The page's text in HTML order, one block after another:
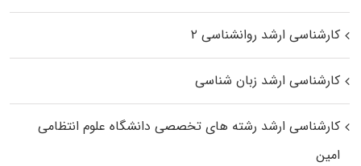
کارشناسی ارشد روانشناسی ۲
کارشناسی ارشد زبان شناسی
کارشناسی ارشد رﺷﺘﻪ ﻫﺎی تخصصی داﻧﺸﮕﺎه ﻋﻠﻮم انتظامی
اﻣﻴﻦ